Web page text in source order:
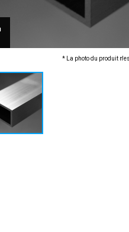
* La photo du produit